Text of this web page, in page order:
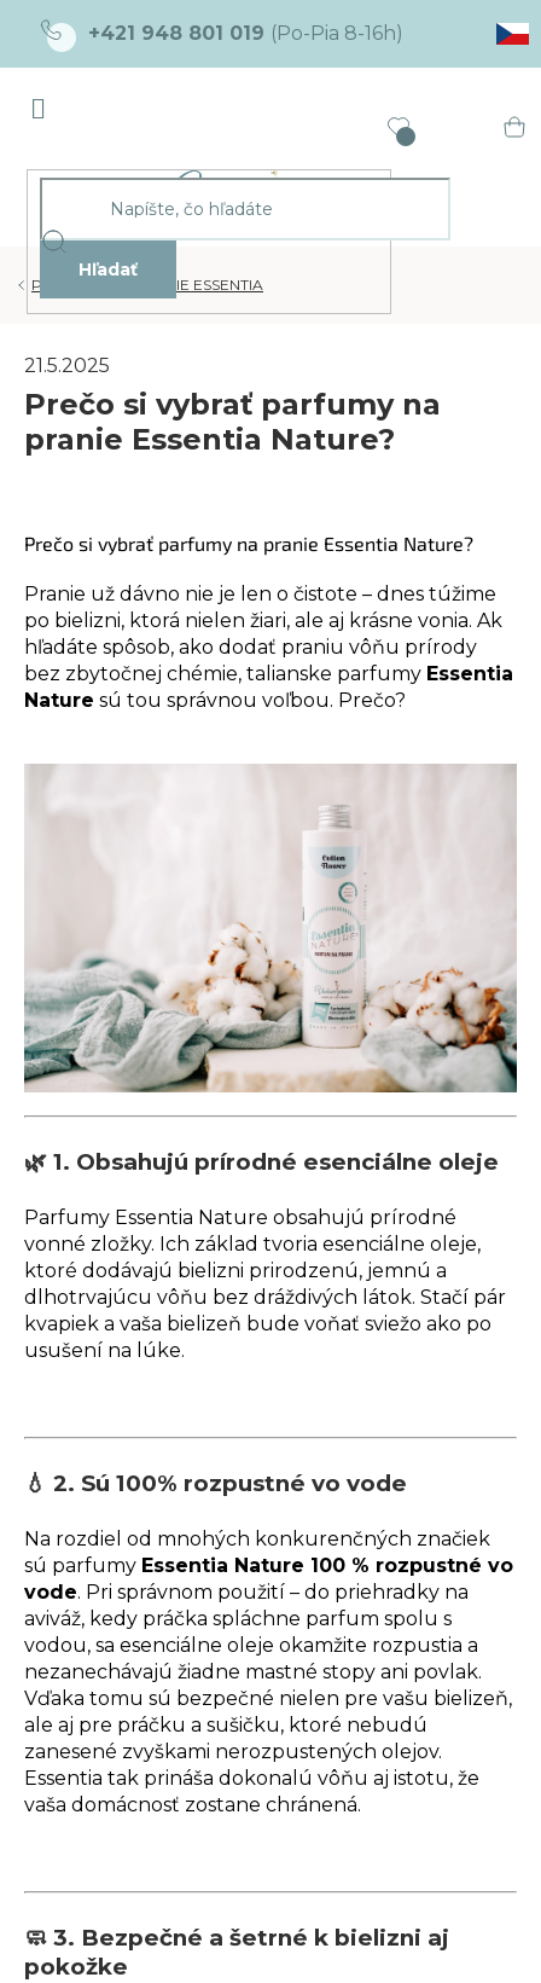
obsah
+421 948 801 019
Hľadať
PARFUMY NA PRANIE ESSENTIA
Prečo si vybrať parfumy na
pranie Essentia Nature?
21.5.2025
Prečo si vybrať parfumy na pranie Essentia Nature?
Pranie už dávno nie je len o čistote – dnes túžime
po bielizni, ktorá nielen žiari, ale aj krásne vonia. Ak
hľadáte spôsob, ako dodať praniu vôňu prírody
bez zbytočnej chémie, talianske parfumy Essentia
Nature sú tou správnou voľbou. Prečo?
🌿 1. Obsahujú prírodné esenciálne oleje
Parfumy Essentia Nature obsahujú prírodné
vonné zložky. Ich základ tvoria esenciálne oleje,
ktoré dodávajú bielizni prirodzenú, jemnú a
dlhotrvajúcu vôňu bez dráždivých látok. Stačí pár
kvapiek a vaša bielizeň bude voňať sviežo ako po
usušení na lúke.
💧 2. Sú 100% rozpustné vo vode
Na rozdiel od mnohých konkurenčných značiek
sú parfumy Essentia Nature 100 % rozpustné vo
vode. Pri správnom použití – do priehradky na
aviváž, kedy práčka spláchne parfum spolu s
vodou, sa esenciálne oleje okamžite rozpustia a
nezanechávajú žiadne mastné stopy ani povlak.
Vďaka tomu sú bezpečné nielen pre vašu bielizeň,
ale aj pre práčku a sušičku, ktoré nebudú
zanesené zvyškami nerozpustených olejov.
Essentia tak prináša dokonalú vôňu aj istotu, že
vaša domácnosť zostane chránená.
🧼 3. Bezpečné a šetrné k bielizni aj
pokožke